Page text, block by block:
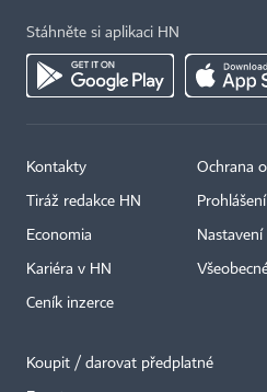
Stáhněte si aplikaci HN
Kontakty
Tiráž redakce HN
Economia
Kariéra v HN
Ceník inzerce
Ochrana
Koupit / darovat předplatné